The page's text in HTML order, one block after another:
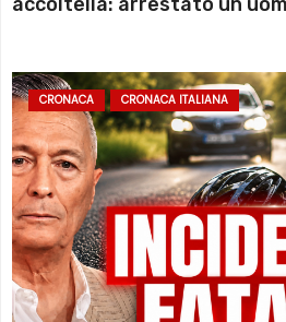
CRONACA CRONACA ITALIANA